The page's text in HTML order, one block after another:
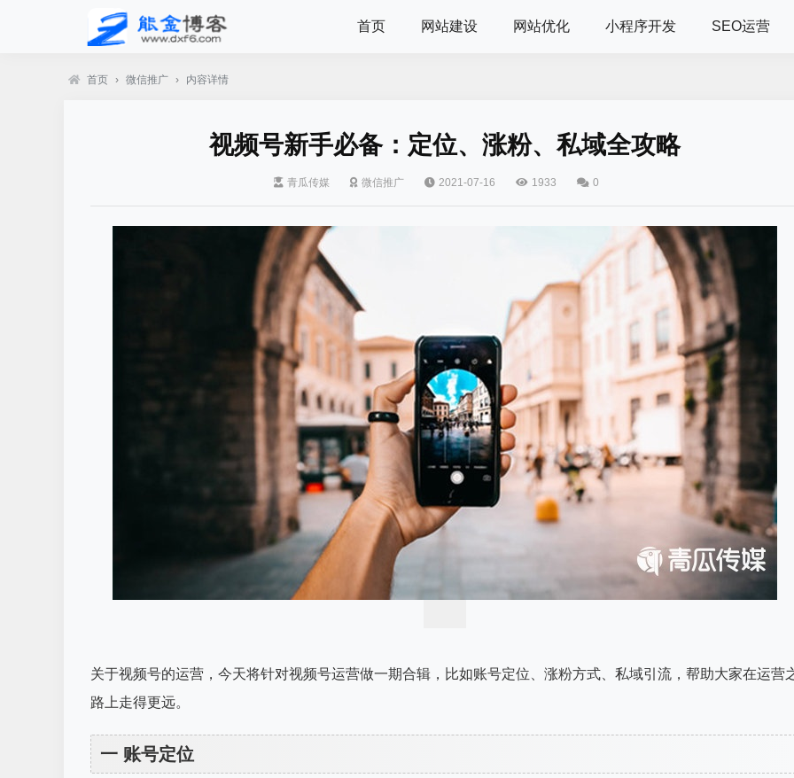
首页 网站建设 网站优化 小程序开发 SEO运营
首页 › 微信推广 › 内容详情
视频号新手必备：定位、涨粉、私域全攻略
青瓜传媒 微信推广 2021-07-16 1933 0
关于视频号的运营，今天将针对视频号运营做一期合辑，比如账号定位、涨粉方式、私域引流，帮助大家在运营
路上走得更远。
一 账号定位